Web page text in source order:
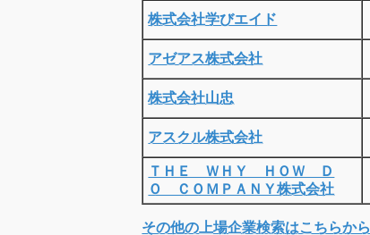
株式会社学びエイド
アゼアス株式会社
株式会社山忠
アスクル株式会社
ＴＨＥ ＷＨＹ ＨＯＷ Ｄ
Ｏ ＣＯＭＰＡＮＹ株式会社
その他の上場企業検索はこちらから